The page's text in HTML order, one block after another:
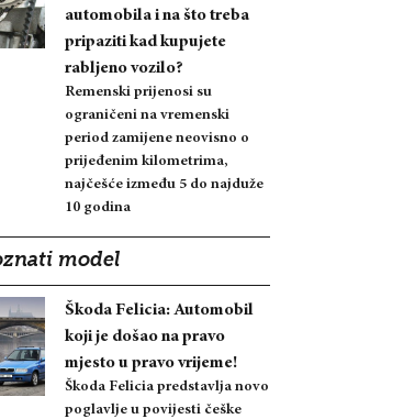
automobila i na što treba
pripaziti kad kupujete
rabljeno vozilo?
Remenski prijenosi su
ograničeni na vremenski
period zamijene neovisno o
prijeđenim kilometrima,
najčešće između 5 do najduže
10 godina
model
Škoda Felicia: Automobil
koji je došao na pravo
mjesto u pravo vrijeme!
Škoda Felicia predstavlja novo
poglavlje u povijesti češke